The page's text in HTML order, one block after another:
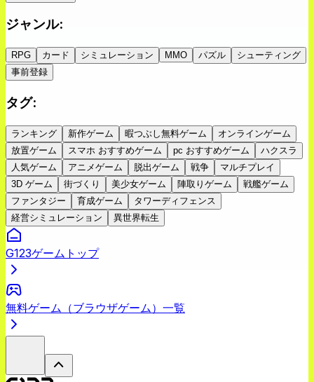
ジャンル:
RPG カード シミュレーション MMO パズル
シューティング
事前登録
タグ:
ランキング 新作ゲーム 暇つぶし無料ゲーム
オンラインゲーム
放置ゲーム
スマホ おすすめゲーム pc おすすめゲーム
ハクスラ
人気ゲーム
アニメゲーム 脱出ゲーム 戦争
マルチプレイ
3D ゲーム
街づくり 美少女ゲーム 陣取りゲーム
戦艦ゲーム
ファンタジー
育成ゲーム
タワーディフェンス
経営シミュレーション
異世界転生
G123ゲームトップ
無料ゲーム（ブラウザゲーム）一覧